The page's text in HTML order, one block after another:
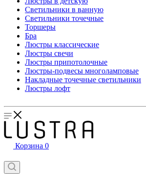
Светильники в ванную
Светильники точечные
Торшеры
Бра
Люстры классические
Люстры свечи
Люстры припотолочные
Люстры-подвесы многоламповые
Накладные точечные светильники
Люстры лофт
Корзина 0